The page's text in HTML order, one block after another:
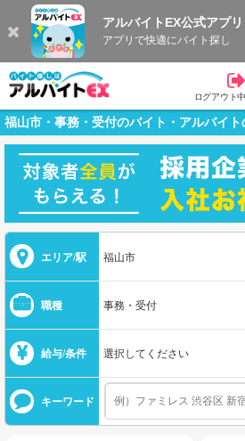
アルバイトEX公式アプリ
アプリで快適にバイト探し
ログアウト中
福山市・事務・受付のバイト・アルバイト
エリア/駅 福山市
職種 事務・受付
給与/条件 選択してください
キーワード